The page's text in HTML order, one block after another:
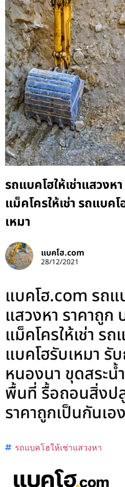
รถแบคโฮให้เช่าแสวงห
แม็คโครให้เช่า รถแบค
เหมา
แบคโฮ.com
28/12/2021
แบคโฮ.com รถแ
แสวงหา ราคาถูก
แม็คโครให้เช่า ร
แบคโฮรับเหมา รั
หนองนา ขุดสระน้
พื้นที่ รื้อถอนสิ่งป
ราคาถูกเป็นกันเอง
รถแบคโฮให้เช่าแสวงหา